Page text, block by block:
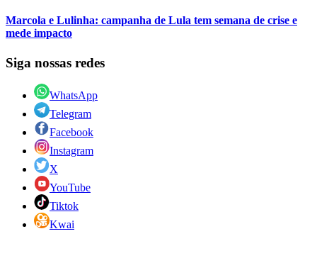
Marcola e Lulinha: campanha de Lula tem semana de crise e
mede impacto
Siga nossas redes
WhatsApp
Telegram
Facebook
Instagram
X
YouTube
Tiktok
Kwai